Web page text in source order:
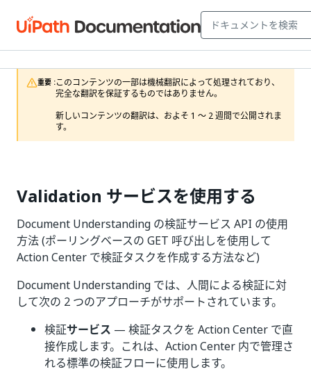
重要 :このコンテンツの一部は機械翻訳によって処理されており、
完全な翻訳を保証するものではありません。
新しいコンテンツの翻訳は、およそ 1 ～ 2 週間で公開されま
す。
Validation サービスを使用する
Document Understanding の検証サービス API の使用
方法 (ポーリングベースの GET 呼び出しを使用して
Action Center で検証タスクを作成する方法など)
Document Understanding では、人間による検証に対
して次の 2 つのアプローチがサポートされています。
検証サービス — 検証タスクを Action Center で直
接作成します。これは、Action Center 内で管理さ
れる標準の検証フローに使用します。